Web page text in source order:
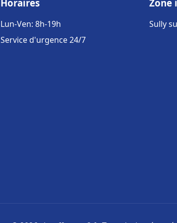
Horaires
Lun-Ven: 8h-19h
Service d'urgence 24/7
Zone
Sully